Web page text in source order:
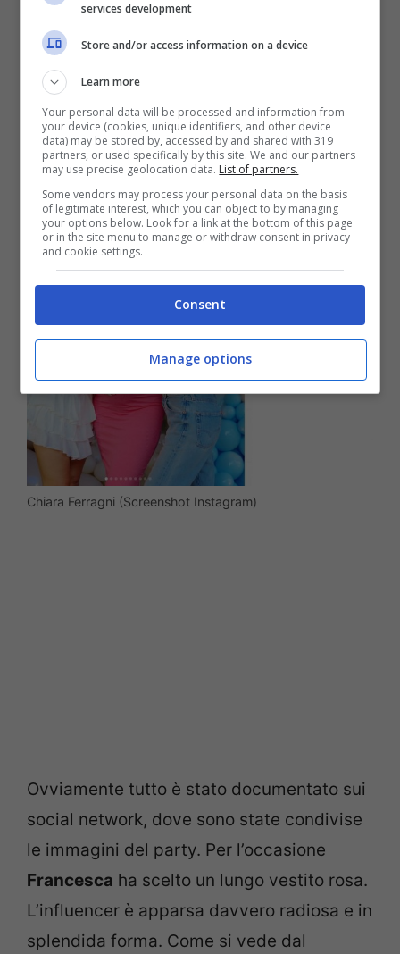
Chiara Ferragni, baby
shower a sorpresa per la
sorella Francesca “Mi sono
commossa”
Chiara Ferragni (Screenshot Instagram)
Ovviamente tutto è stato documentato sui
social network, dove sono state condivise
le immagini del party. Per l’occasione
Francesca ha scelto un lungo vestito rosa.
L’influencer è apparsa davvero radiosa e in
splendida forma. Come si vede dal
services development
Store and/or access information on a device
Learn more
Your personal data will be processed and information from
your device (cookies, unique identifiers, and other device
data) may be stored by, accessed by and shared with 319
partners, or used specifically by this site. We and our partners
may use precise geolocation data. List of partners.
Some vendors may process your personal data on the basis
of legitimate interest, which you can object to by managing
your options below. Look for a link at the bottom of this page
or in the site menu to manage or withdraw consent in privacy
and cookie settings.
Consent
Manage options